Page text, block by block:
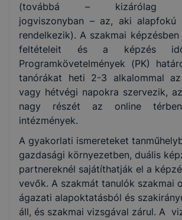
(továbbá – kizárólag
jogviszonyban – az, aki alapfokú
rendelkezik). A szakmai
feltételeit és a képzés
Programkövetelmények (PK)
tanórákat heti 2-3 alkalommal
vagy hétvégi napokra szervezik,
nagy részét az online
intézmények.
A gyakorlati ismereteket
gazdasági környezetben, duális
partnereknél sajátíthatják el a
vevők. A szakmát tanulók szakmai
ágazati alapoktatásból és
áll, és szakmai vizsgával zárul. A